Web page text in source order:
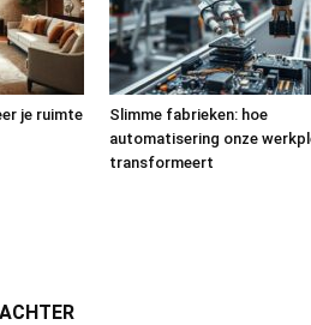
je ruimte
Slimme fabrieken: hoe
automatisering onze
transformeert